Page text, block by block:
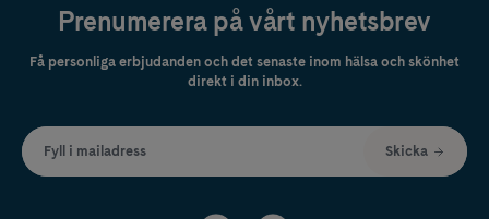
Prenumerera på vårt nyhetsbrev
Få personliga erbjudanden och det senaste inom hälsa och skönhet
direkt i din inbox.
Fyll i mailadress Skicka